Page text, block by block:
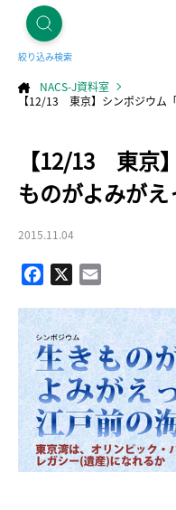
絞り込み検索
NACS-J資料室
【12/13 東京】シンポジウム
【12/13 東京
ものがよみがえ
2015.11.04
Facebook